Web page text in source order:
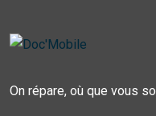
On répare, où que vous